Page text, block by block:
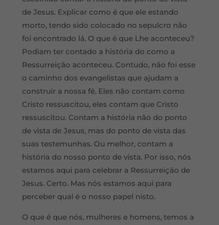
de Jesus. Explicar como é que ele estando
morto, tendo sido colocado no sepulcro não
foi encontrado lá. O que é que Lhe aconteceu?
Podiam ter contado a história do como a
Ressurreição aconteceu. Contudo, não foi esse
o caminho dos evangelistas que ajudam a
construir a nossa fé. Eles não contam como
Cristo ressuscitou, eles contam que Cristo
ressuscitou. Contam a história não do ponto
de vista de Jesus, mas do ponto de vista das
suas testemunhas. Ou melhor, contam a
história do nosso ponto de vista. Por isso, nós
estamos aqui para celebrar a Ressurreição de
Jesus. Certo. Mas nós estamos aqui para
perceber qual é o nosso papel nisto.
O que é que nós, mulheres e homens, temos a